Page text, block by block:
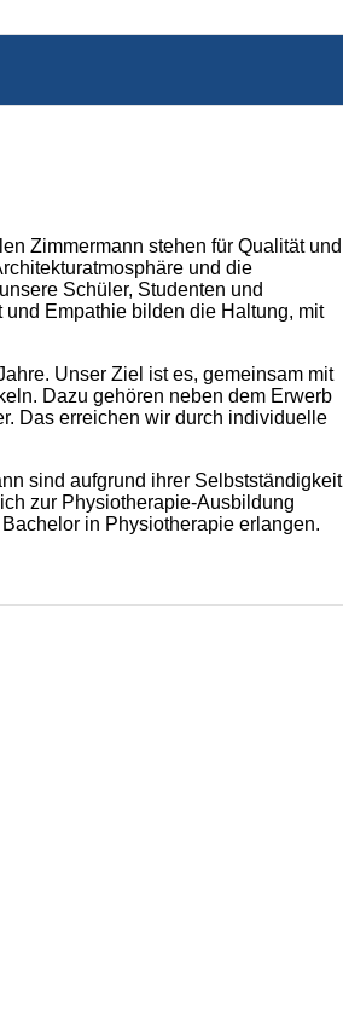
Zimmermann stehen für Qualität und
und die
Schüler, Studenten und
Empathie bilden die Haltung, mit
Unser Ziel ist es, gemeinsam mit
Dazu gehören neben dem Erwerb
Das erreichen wir durch individuelle
sind aufgrund ihrer Selbstständigkeit
zur Physiotherapie-Ausbildung
in Physiotherapie erlangen.